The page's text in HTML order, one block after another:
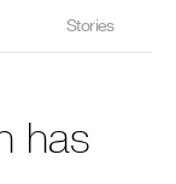
Stories
has